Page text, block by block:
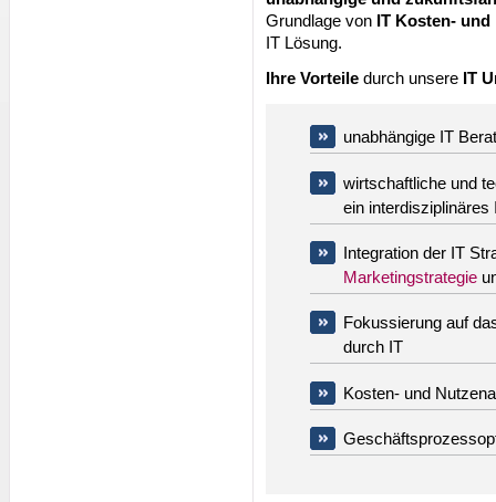
Grundlage von IT Kosten-
IT Lösung.
Ihre Vorteile durch unsere IT
unabhängige IT
wirtschaftliche und
ein
Integration der IT
Marketingstrategie
Fokussierung auf
durch IT
Kosten- und